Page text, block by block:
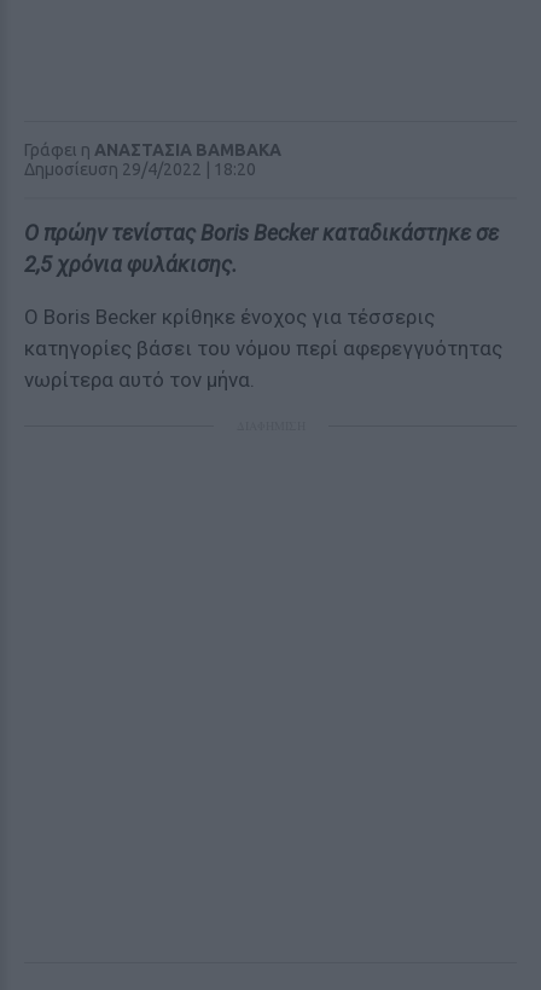
Γράφει η ΑΝΑΣΤΑΣΙΑ ΒΑΜΒΑΚΑ
Δημοσίευση 29/4/2022 | 18:20
O πρώην τενίστας Boris Becker καταδικάστηκε σε
2,5 χρόνια φυλάκισης.
Ο Boris Becker κρίθηκε ένοχος για τέσσερις
κατηγορίες βάσει του νόμου περί αφερεγγυότητας
νωρίτερα αυτό τον μήνα.